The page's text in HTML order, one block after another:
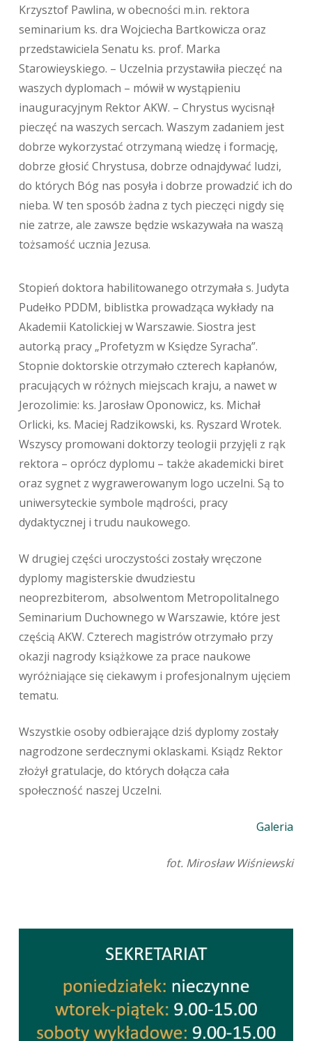
Krzysztof Pawlina, w obecności m.in. rektora
seminarium ks. dra Wojciecha Bartkowicza oraz
przedstawiciela Senatu ks. prof. Marka
Starowieyskiego. – Uczelnia przystawiła pieczęć na
waszych dyplomach – mówił w wystąpieniu
inauguracyjnym Rektor AKW. – Chrystus wycisnął
pieczęć na waszych sercach. Waszym zadaniem jest
dobrze wykorzystać otrzymaną wiedzę i formację,
dobrze głosić Chrystusa, dobrze odnajdywać ludzi,
do których Bóg nas posyła i dobrze prowadzić ich do
nieba. W ten sposób żadna z tych pieczęci nigdy się
nie zatrze, ale zawsze będzie wskazywała na waszą
tożsamość ucznia Jezusa.
Stopień doktora habilitowanego otrzymała s. Judyta
Pudełko PDDM, biblistka prowadząca wykłady na
Akademii Katolickiej w Warszawie. Siostra jest
autorką pracy „Profetyzm w Księdze Syracha”.
Stopnie doktorskie otrzymało czterech kapłanów,
pracujących w różnych miejscach kraju, a nawet w
Jerozolimie: ks. Jarosław Oponowicz, ks. Michał
Orlicki, ks. Maciej Radzikowski, ks. Ryszard Wrotek.
Wszyscy promowani doktorzy teologii przyjęli z rąk
rektora – oprócz dyplomu – także akademicki biret
oraz sygnet z wygrawerowanym logo uczelni. Są to
uniwersyteckie symbole mądrości, pracy
dydaktycznej i trudu naukowego.
W drugiej części uroczystości zostały wręczone
dyplomy magisterskie dwudziestu
neoprezbiterom, absolwentom Metropolitalnego
Seminarium Duchownego w Warszawie, które jest
częścią AKW. Czterech magistrów otrzymało przy
okazji nagrody książkowe za prace naukowe
wyróżniające się ciekawym i profesjonalnym ujęciem
tematu.
Wszystkie osoby odbierające dziś dyplomy zostały
nagrodzone serdecznymi oklaskami. Ksiądz Rektor
złożył gratulacje, do których dołącza cała
społeczność naszej Uczelni.
Galeria
fot. Mirosław Wiśniewski